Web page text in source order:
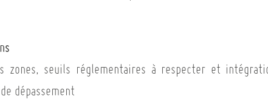
zones, seuils réglementaires à respecter et
dépassement